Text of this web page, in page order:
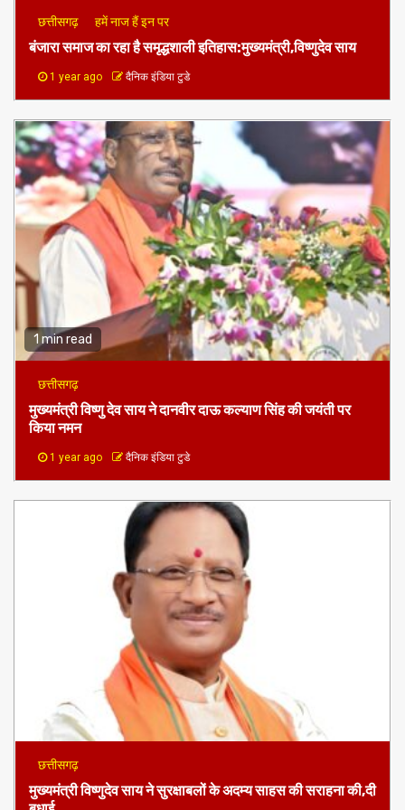
छत्तीसगढ़ हमें नाज हैं इन पर
बंजारा समाज का रहा है समृद्धशाली इतिहास:मुख्यमंत्री,विष्णुदेव साय
1 year ago दैनिक इंडिया टुडे
1 min read
छत्तीसगढ़
मुख्यमंत्री विष्णु देव साय ने दानवीर दाऊ कल्याण सिंह की जयंती पर
किया नमन
1 year ago दैनिक इंडिया टुडे
छत्तीसगढ़
मुख्यमंत्री विष्णुदेव साय ने सुरक्षाबलों के अदम्य साहस की सराहना की,दी